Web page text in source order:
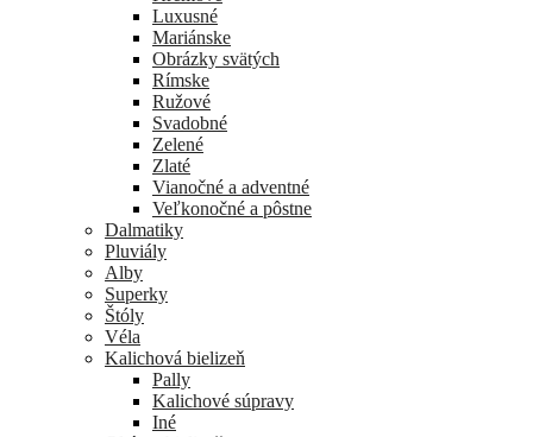
Luxusné
Mariánske
Obrázky svätých
Rímske
Ružové
Svadobné
Zelené
Zlaté
Vianočné a adventné
Veľkonočné a pôstne
Dalmatiky
Pluviály
Alby
Superky
Štóly
Véla
Kalichová bielizeň
Pally
Kalichové súpravy
Iné